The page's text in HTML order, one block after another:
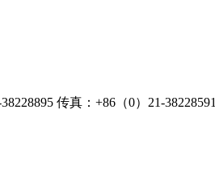
传真：+86（0）21-38228591